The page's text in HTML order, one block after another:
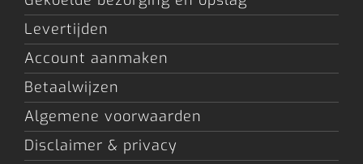
Levertijden
Account aanmaken
Betaalwijzen
Algemene voorwaarden
Disclaimer & privacy